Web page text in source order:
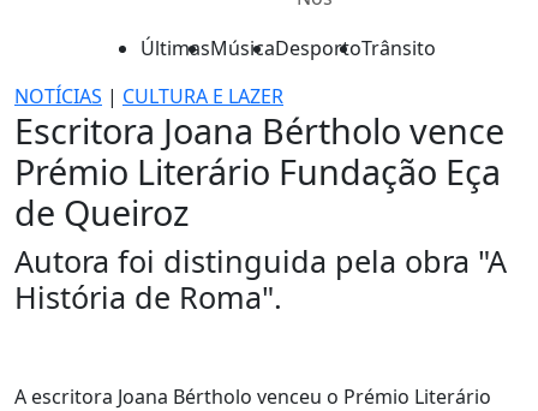
ÚltimasMúsicaDesportoTrânsito
NOTÍCIAS | CULTURA E LAZER
Escritora Joana Bértholo vence
Prémio Literário Fundação Eça
de Queiroz
Autora foi distinguida pela obra "A
História de Roma".
A escritora Joana Bértholo venceu o Prémio Literário